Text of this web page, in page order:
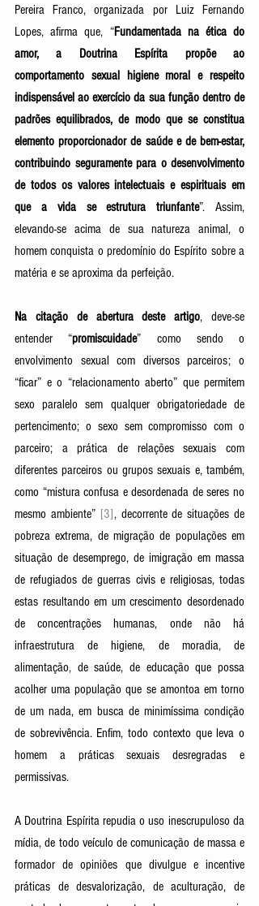
Pereira Franco, organizada por Luiz Fernando
Lopes, afirma que, “Fundamentada na ética do
amor, a Doutrina Espírita propõe ao
comportamento sexual higiene moral e respeito
indispensável ao exercício da sua função dentro de
padrões equilibrados, de modo que se constitua
elemento proporcionador de saúde e de bem-estar,
contribuindo seguramente para o desenvolvimento
de todos os valores intelectuais e espirituais em
que a vida se estrutura triunfante”. Assim,
elevando-se acima de sua natureza animal, o
homem conquista o predomínio do Espírito sobre a
matéria e se aproxima da perfeição.
Na citação de abertura deste artigo, deve-se
entender “promiscuidade” como sendo o
envolvimento sexual com diversos parceiros; o
“ficar” e o “relacionamento aberto” que permitem
sexo paralelo sem qualquer obrigatoriedade de
pertencimento; o sexo sem compromisso com o
parceiro; a prática de relações sexuais com
diferentes parceiros ou grupos sexuais e, também,
como “mistura confusa e desordenada de seres no
mesmo ambiente” [3], decorrente de situações de
pobreza extrema, de migração de populações em
situação de desemprego, de imigração em massa
de refugiados de guerras civis e religiosas, todas
estas resultando em um crescimento desordenado
de concentrações humanas, onde não há
infraestrutura de higiene, de moradia, de
alimentação, de saúde, de educação que possa
acolher uma população que se amontoa em torno
de um nada, em busca de minimíssima condição
de sobrevivência. Enfim, todo contexto que leva o
homem a práticas sexuais desregradas e
permissivas.
A Doutrina Espírita repudia o uso inescrupuloso da
mídia, de todo veículo de comunicação de massa e
formador de opiniões que divulgue e incentive
práticas de desvalorização, de aculturação, de